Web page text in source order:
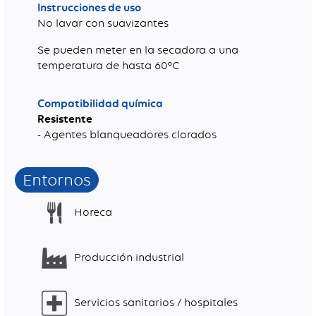
Instrucciones de uso
No lavar con suavizantes
Se pueden meter en la secadora a una
temperatura de hasta 60°C
Compatibilidad química
Resistente
- Agentes blanqueadores clorados
Entornos
Horeca
Producción industrial
Servicios sanitarios / hospitales